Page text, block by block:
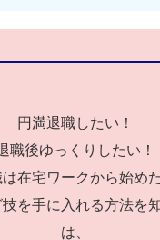
円満退職したい！
職後ゆっくりしたい！
在宅ワークから始め
を手に入れる方法を
は、